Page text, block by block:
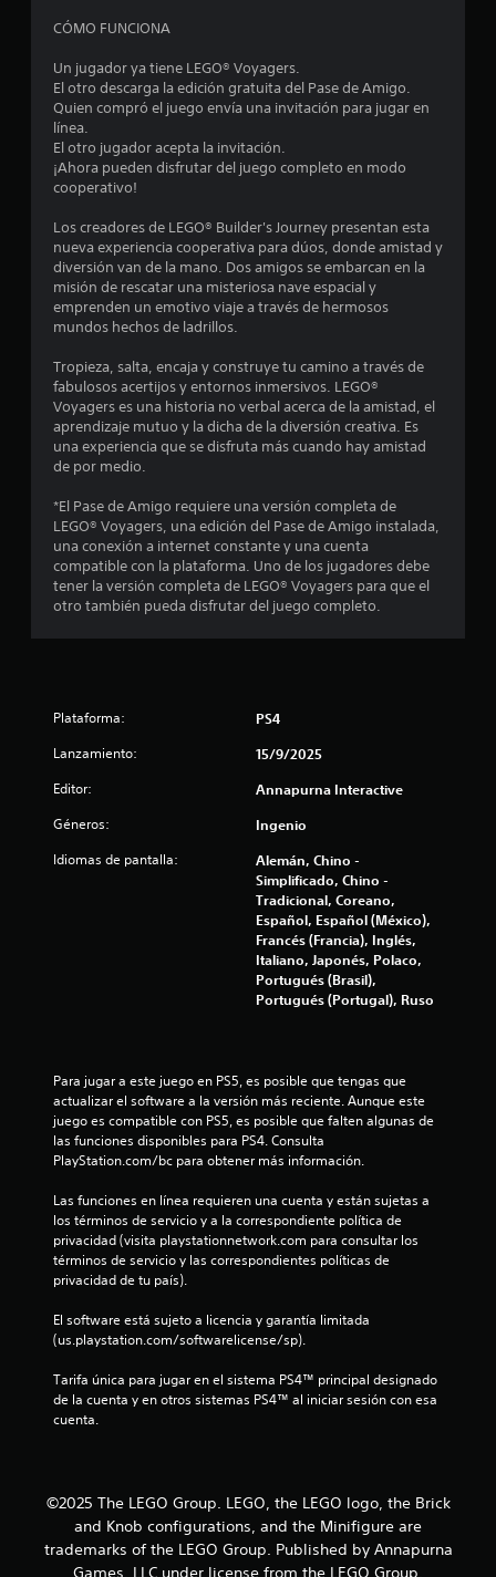
i
4
.
1
e
s
r
e
l
l
n
c
o
s
t
e
l
s
u
n
CÓMO FUNCIONA
Un jugador ya tiene LEGO® Voyagers.
El otro descarga la edición gratuita del Pase de Amigo.
Quien compró el juego envía una invitación para jugar en
línea.
El otro jugador acepta la invitación.
¡Ahora pueden disfrutar del juego completo en modo
cooperativo!
Los creadores de LEGO® Builder's Journey presentan esta
nueva experiencia cooperativa para dúos, donde amistad y
diversión van de la mano. Dos amigos se embarcan en la
misión de rescatar una misteriosa nave espacial y
emprenden un emotivo viaje a través de hermosos
mundos hechos de ladrillos.
Tropieza, salta, encaja y construye tu camino a través de
fabulosos acertijos y entornos inmersivos. LEGO®
Voyagers es una historia no verbal acerca de la amistad, el
aprendizaje mutuo y la dicha de la diversión creativa. Es
una experiencia que se disfruta más cuando hay amistad
de por medio.
*El Pase de Amigo requiere una versión completa de
LEGO® Voyagers, una edición del Pase de Amigo instalada,
una conexión a internet constante y una cuenta
compatible con la plataforma. Uno de los jugadores debe
tener la versión completa de LEGO® Voyagers para que el
otro también pueda disfrutar del juego completo.
Plataforma: PS4
Lanzamiento: 15/9/2025
Editor: Annapurna Interactive
Géneros: Ingenio
Idiomas de pantalla:
Alemán, Chino -
Simplificado, Chino -
Tradicional, Coreano,
Español, Español (México),
Francés (Francia), Inglés,
Italiano, Japonés, Polaco,
Portugués (Brasil),
Portugués (Portugal), Ruso
Para jugar a este juego en PS5, es posible que tengas que
actualizar el software a la versión más reciente. Aunque este
juego es compatible con PS5, es posible que falten algunas de
las funciones disponibles para PS4. Consulta
PlayStation.com/bc para obtener más información.
Las funciones en línea requieren una cuenta y están sujetas a
los términos de servicio y a la correspondiente política de
privacidad (visita playstationnetwork.com para consultar los
términos de servicio y las correspondientes políticas de
privacidad de tu país).
El software está sujeto a licencia y garantía limitada
(us.playstation.com/softwarelicense/sp).
Tarifa única para jugar en el sistema PS4™ principal designado
de la cuenta y en otros sistemas PS4™ al iniciar sesión con esa
cuenta.
©2025 The LEGO Group. LEGO, the LEGO logo, the Brick
and Knob configurations, and the Minifigure are
trademarks of the LEGO Group. Published by Annapurna
Games, LLC under license from the LEGO Group.